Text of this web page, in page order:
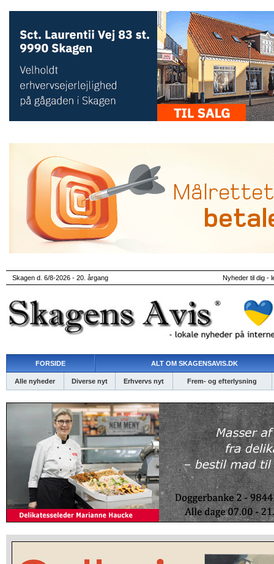
Skagen d. 6/8-2026 - 20. årgang Nyheder til dig -
FORSIDE ALT OM SKAGENSAVIS.DK
Alle nyheder Diverse nyt Erhvervs nyt Frem- og efterlysning